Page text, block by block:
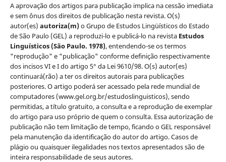
A aprovação dos artigos para publicação implica na cessão imediata
e sem ônus dos direitos de publicação nesta revista. O(s)
autor(es) autoriza(m)o Grupo de Estudos Lingüísticos do Estado
de São Paulo (GEL) a reproduzi-lo e publicá-lo na revista Estudos
Linguísticos(São Paulo. 1978), entendendo-se os termos
"reprodução" e "publicação" conforme definição respectivamente
dos incisos VI e I do artigo 5° da Lei 9610/98. O(s) autor(es)
continuará(rão) a ter os direitos autorais para publicações
posteriores. O artigo poderá ser acessado pela rede mundial de
computadores (www.gel.org.br/estudoslinguisticos), sendo
permitidas, a título gratuito, a consulta e a reprodução de exemplar
do artigo para uso próprio de quem o consulta. Essa autorização de
publicação não tem limitação de tempo, ficando o GEL responsável
pela manutenção da identificação do autor do artigo. Casos de
plágio ou quaisquer ilegalidades nos textos apresentados são de
inteira responsabilidade de seus autores.